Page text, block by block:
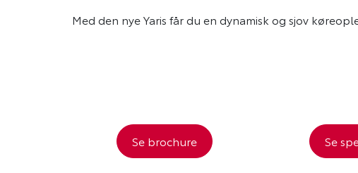
Med den nye Yaris får du en dynamisk og sjov
Se brochure Se